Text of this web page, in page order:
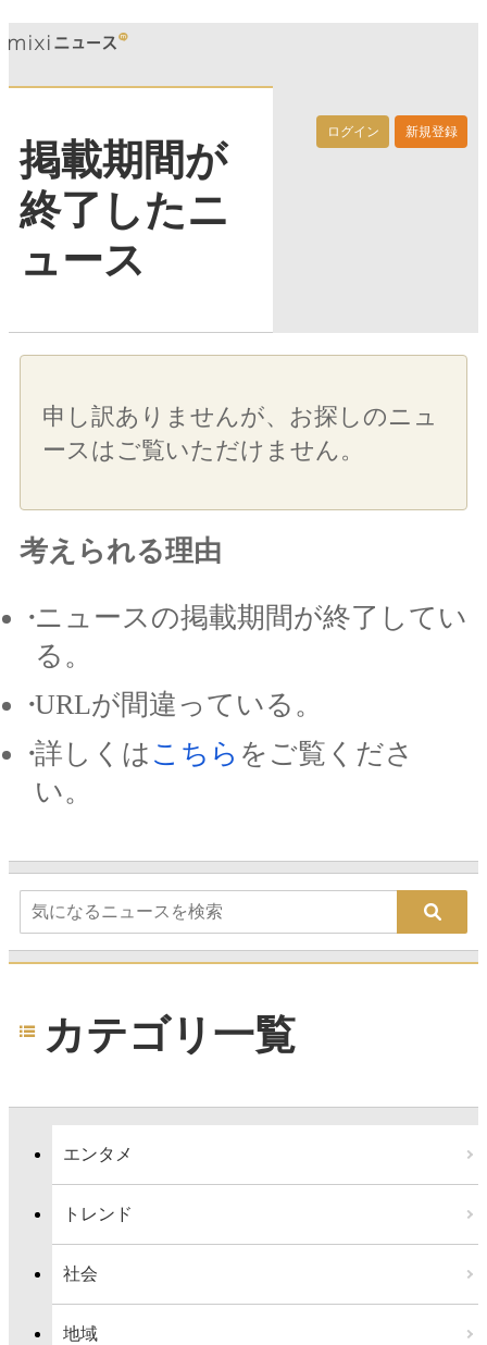
ログイン 新規登録
掲載期間が
終了したニ
ュース
申し訳ありませんが、お探しのニュ
ースはご覧いただけません。
考えられる理由
ニュースの掲載期間が終了してい
る。
URLが間違っている。
詳しくは こちら をご覧くださ
い。
カテゴリ一覧
エンタメ
トレンド
社会
地域